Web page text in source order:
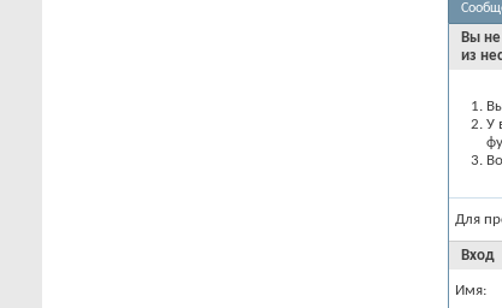
Вы не
из
У
Для
Вход
Имя: